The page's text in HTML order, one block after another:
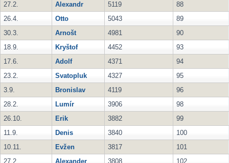
27.2.
Alexandr 5119
88
26.4.
Otto 5043
89
30.3.
Arnošt 4981
90
18.9.
Kryštof 4452
93
17.6.
Adolf 4371
94
23.2.
Svatopluk 4327
95
3.9.
Bronislav 4119
96
28.2.
Lumír 3906
98
26.10.
Erik 3882
99
11.9.
Denis 3840
100
10.11.
Evžen 3817
101
27.2.
Alexander 3808 102